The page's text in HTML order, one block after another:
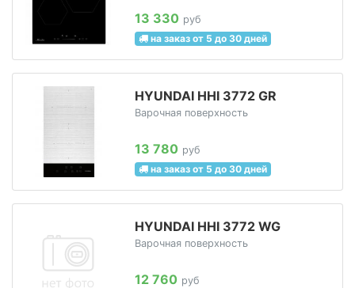
13 330 руб
на заказ от 5 до 30 дней
HYUNDAI HHI 3772 GR
Варочная поверхность
13 780 руб
на заказ от 5 до 30 дней
HYUNDAI HHI 3772 WG
Варочная поверхность
12 760 руб